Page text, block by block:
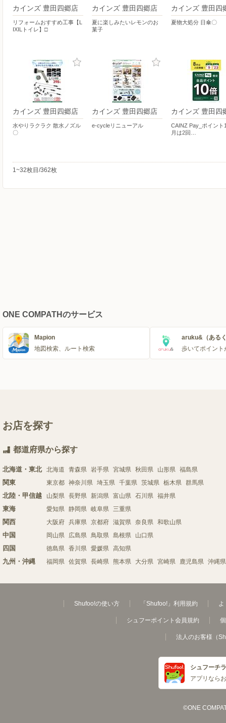
カインズ 豊田四郷店
リフォームおすすめ工事【L
IXILトイレ】□
カインズ 豊田四郷店
夏に楽しみたいレモンのお
菓子
カインズ 豊田四
夏物大処分 日傘〇
カインズ 豊田四郷店
水やりラクラク 散水ノズル
〇
カインズ 豊田四郷店
e-cycleリニューアル
カインズ 豊田四
CAINZ Pay_ポイント
月は2回…
1~32枚目/362枚
ONE COMPATHのサービス
Mapion
地図検索、ルート検索
aruku&（ある
歩いてポイント
お店を探す
都道府県から探す
北海道・東北 北海道 青森県 岩手県 宮城県 秋田県 山形県 福島県
関東 東京都 神奈川県 埼玉県 千葉県 茨城県 栃木県 群馬県
北陸・甲信越 山梨県 長野県 新潟県 富山県 石川県 福井県
東海 愛知県 静岡県 岐阜県 三重県
関西 大阪府 兵庫県 京都府 滋賀県 奈良県 和歌山県
中国 岡山県 広島県 鳥取県 島根県 山口県
四国 徳島県 香川県 愛媛県 高知県
九州・沖縄 福岡県 佐賀県 長崎県 熊本県 大分県 宮崎県 鹿児島県 沖縄県
Shufoo!の使い方 「Shufoo!」利用規約 よ
シュフーポイント会員規約
法人のお客様（
シュフーチ
アプリなら
©ONE